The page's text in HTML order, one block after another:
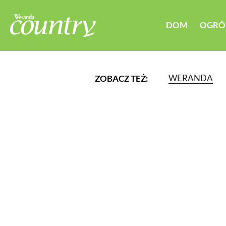
DOM
ZOBACZ TEŻ: WERANDA